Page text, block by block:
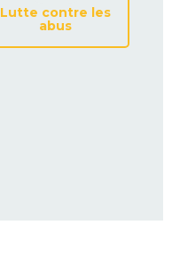
Lutte contre les
abus